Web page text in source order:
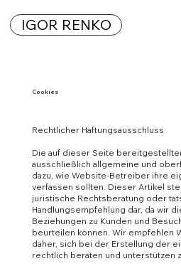
IGOR RENKO
Cookies
Rechtlicher Haftungsausschluss
Die auf dieser Seite
ausschließlich allgemeine und
dazu, wie Website-Betreiber ihre
verfassen sollten. Dieser Artikel
juristische Rechtsberatung oder
Handlungsempfehlung dar, da wir
Beziehungen zu Kunden und
beurteilen können. Wir empfehlen
daher, sich bei der Erstellung der
rechtlich beraten und unterstützen